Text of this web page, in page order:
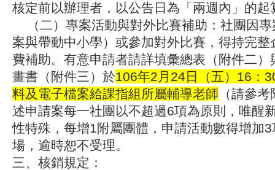
核定前以辦理者，以公告日為「兩週內」的起
（二）專案活動與對外比賽補助：社團因專
案與帶動中小學）或參加對外比賽，得持完
費補助。有意申請者請詳填彙總表（附件二
畫書（附件三）於106年2 月24 日（五）16 ：
料及電子檔案給課指組所屬輔導老師 （請參
述申請案每一社團以不超過6項為原則，唯醒
性特殊，每增1附屬團體，申請活動數得增加
場，逾時恕不受理。
三、核銷規定：